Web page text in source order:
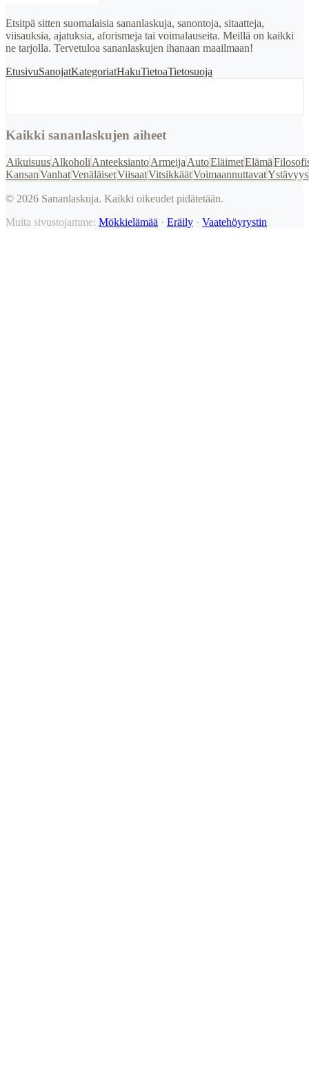
Etsitpä sitten suomalaisia sananlaskuja, sanontoja, sitaatteja,
viisauksia, ajatuksia, aforismeja tai voimalauseita. Meillä on kaikki
ne tarjolla. Tervetuloa sananlaskujen ihanaan maailmaan!
EtusivuSanojatKategoriatHakuTietoaTietosuoja
Kaikki sananlaskujen aiheet
AikuisuusAlkoholi AnteeksiantoArmeija AutoEläimetElämä
KansanVanhatVenäläisetViisaatVitsikkäätVoimaannuttavatYstävyys
© 2026 Sananlaskuja. Kaikki oikeudet pidätetään.
Muita sivustojamme: Mökkielämää · Eräily · Vaatehöyrystin